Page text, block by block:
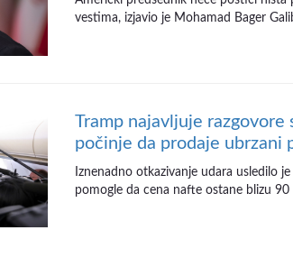
vestima, izjavio je Mohamad Bager
Tramp najavljuje razgovore
počinje da prodaje ubrzani
Iznenadno otkazivanje udara usledilo
pomogle da cena nafte ostane blizu 90